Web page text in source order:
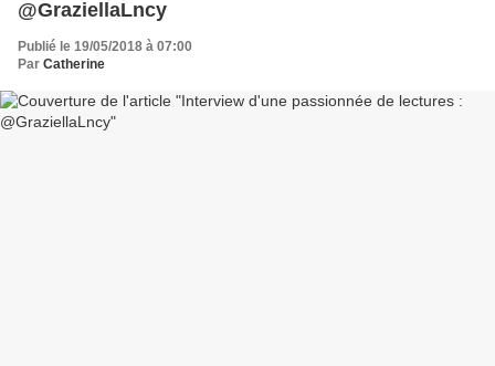
@GraziellaLncy
Publié le 19/05/2018 à 07:00
Par Catherine